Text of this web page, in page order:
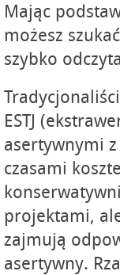
Mając
możesz
szybko
Tradycjonaliści
ESTJ
asertywnymi
czasami
projektami,
zajmują
asertywny.